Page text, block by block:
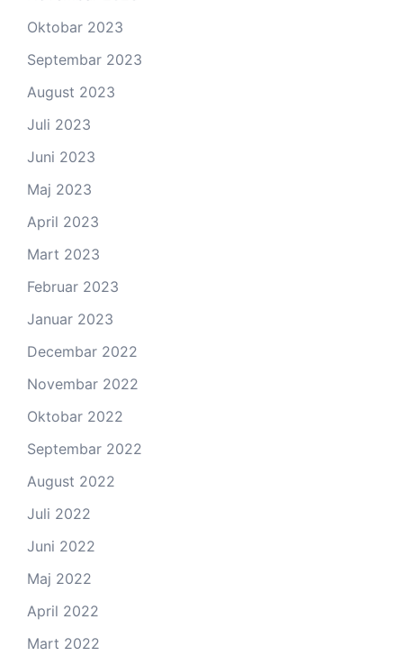
Oktobar 2023
Septembar 2023
August 2023
Juli 2023
Juni 2023
Maj 2023
April 2023
Mart 2023
Februar 2023
Januar 2023
Decembar 2022
Novembar 2022
Oktobar 2022
Septembar 2022
August 2022
Juli 2022
Juni 2022
Maj 2022
April 2022
Mart 2022